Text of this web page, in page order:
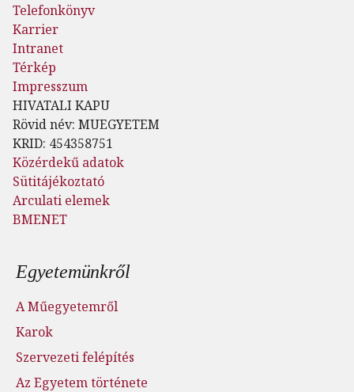
Telefonkönyv
Karrier
Intranet
Térkép
Impresszum
HIVATALI KAPU
Rövid név: MUEGYETEM
KRID: 454358751
Közérdekű adatok
Sütitájékoztató
Arculati elemek
BMENET
Lábléc menü
Egyetemünkről
A Műegyetemről
Karok
Szervezeti felépítés
Az Egyetem története